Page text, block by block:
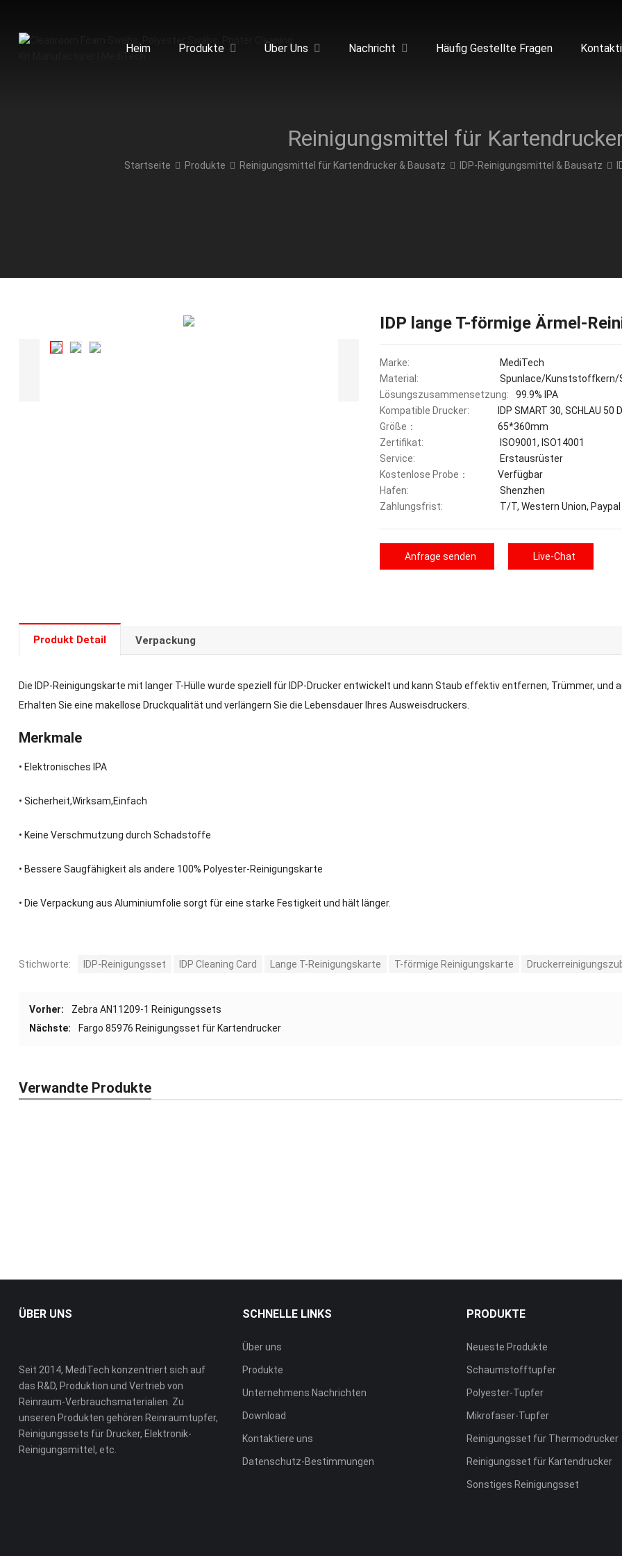
Heim Produkte Über Uns Nachricht Häufig Gestellte Fragen
Startseite Produkte Reinigungsmittel für Kartendrucker & Bausatz IDP-Reinigungsmittel & Bausatz
IDP lange T-förmige Ärmel-
Marke:
MediTech
Material:
Spunlace/Kunststoffkern/
Lösungszusammensetzung:
99.9% IPA
Kompatible Drucker:
IDP SMART 30, SCHLAU 50
Größe：
65*360mm
Zertifikat:
ISO9001, ISO14001
Service:
Erstausrüster
Kostenlose Probe：
Verfügbar
Hafen:
Shenzhen
Zahlungsfrist:
T/T, Western Union, Paypal
Anfrage senden Live-Chat
Produkt Detail Verpackung
Die IDP-Reinigungskarte mit langer T-Hülle wurde speziell für IDP-Drucker entwickelt und kann Staub effektiv entfernen, Trümmer, und
Erhalten Sie eine makellose Druckqualität und verlängern Sie die Lebensdauer Ihres Ausweisdruckers.
Merkmale
• Elektronisches IPA
• Sicherheit,Wirksam,Einfach
• Keine Verschmutzung durch Schadstoffe
• Bessere Saugfähigkeit als andere 100% Polyester-Reinigungskarte
• Die Verpackung aus Aluminiumfolie sorgt für eine starke Festigkeit und hält länger.
Stichworte: IDP-Reinigungsset IDP Cleaning Card Lange T-Reinigungskarte T-förmige Reinigungskarte
Vorher:
Zebra AN11209-1 Reinigungssets
Nächste:
Fargo 85976 Reinigungsset für Kartendrucker
Verwandte Produkte
ÜBER UNS
Seit 2014, MediTech konzentriert sich auf
das R&D, Produktion und Vertrieb von
Reinraum-Verbrauchsmaterialien. Zu
unseren Produkten gehören Reinraumtupfer,
Reinigungssets für Drucker, Elektronik-
Reinigungsmittel, etc.
SCHNELLE LINKS
Über uns
Produkte
Unternehmens Nachrichten
Download
Kontaktiere uns
Datenschutz-Bestimmungen
PRODUKTE
Neueste Produkte
Schaumstofftupfer
Polyester-Tupfer
Mikrofaser-Tupfer
Reinigungsset für Thermodrucker
Reinigungsset für Kartendrucker
Sonstiges Reinigungsset